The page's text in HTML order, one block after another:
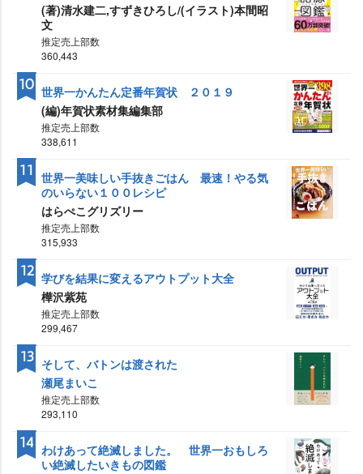
(著)清水建二,すずきひろし/(イラスト)本間昭
文
推定売上部数
360,443
世界一かんたん定番年賀状 ２０１９
(編)年賀状素材集編集部
推定売上部数
338,611
10
世界一美味しい手抜きごはん 最速！やる気
のいらない１００レシピ
はらぺこグリズリー
推定売上部数
315,933
11
学びを結果に変えるアウトプット大全
樺沢紫苑
推定売上部数
299,467
12
そして、バトンは渡された
瀬尾まいこ
推定売上部数
293,110
13
わけあって絶滅しました。 世界一おもしろ
い絶滅したいきもの図鑑
14